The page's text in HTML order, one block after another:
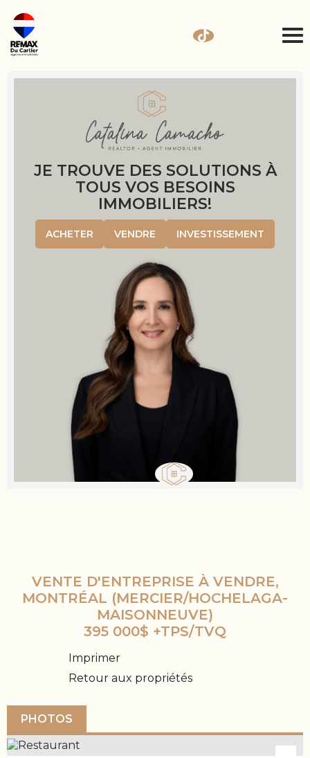
JE TROUVE DES SOLUTIONS À
TOUS VOS BESOINS
IMMOBILIERS!
ACHETER VENDRE INVESTISSEMENT
VENTE D'ENTREPRISE À VENDRE,
MONTRÉAL (MERCIER/HOCHELAGA-
MAISONNEUVE)
395 000$ +TPS/TVQ
Imprimer
Retour aux propriétés
PHOTOS